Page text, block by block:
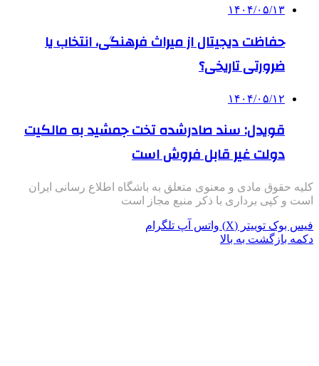
۱۴۰۴/۰۵/۱۳
حفاظت دیجیتال از میراث فرهنگی، انتخاب یا
ضرورتی تاریخی؟
۱۴۰۴/۰۵/۱۲
قویدل: سند صادرشده تخت جمشید به مالکیت
دولت غیر قابل فروش است
کلیه حقوق مادی و معنوی متعلق به باشگاه اطلاع رسانی ایران
است و کپی برداری با ذکر منبع مجاز است
فیس بوک توییتر (X) واتس آپ تلگرام
دکمه بازگشت به بالا